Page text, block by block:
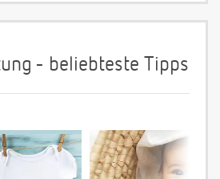
- beliebteste Tipps